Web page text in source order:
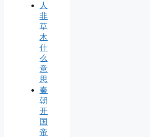
人
非
草
木
什
么
意
思
秦
朝
开
国
帝